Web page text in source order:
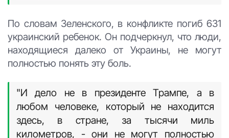
По словам Зеленского, в конфликте погиб 631
украинский ребенок. Он подчеркнул, что люди,
находящиеся далеко от Украины, не могут
полностью понять эту боль.
"И дело не в президенте Трампе, а в
любом человеке, который не находится
здесь, в стране, за тысячи миль
километров, - они не могут полностью